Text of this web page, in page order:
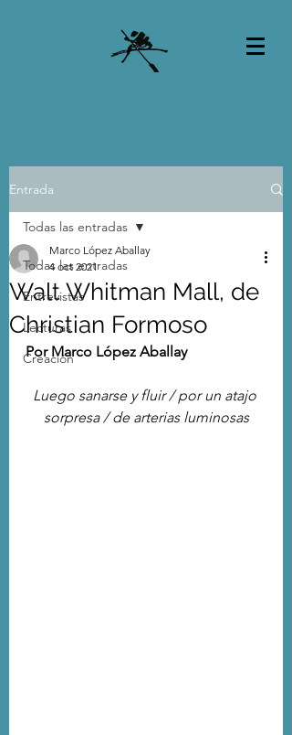
Entrada
Todas las entradas
Entrevistas
Lecturas
Creación
Todas las entradas
Walt Whitman Mall, de
Christian Formoso
Marco López Aballay
4 oct 2021
Por Marco López Aballay
Luego sanarse y fluir / por un atajo
sorpresa / de arterias luminosas